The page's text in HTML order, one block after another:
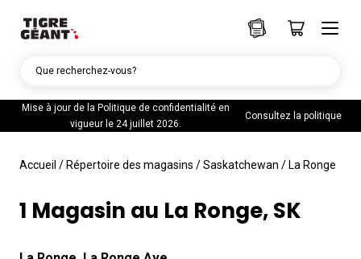
Mise à jour de la Politique de confidentialité en
vigueur le 24 juillet 2026.
Consultez la politique
Que recherchez-vous?
Accueil / Répertoire des magasins /Saskatchewan / La Ronge
1 Magasin au La Ronge, SK